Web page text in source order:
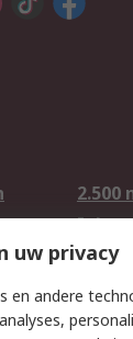
2.500
uw privacy
en andere